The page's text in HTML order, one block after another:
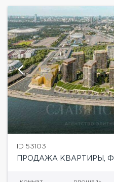
ID 53103
ПРОДАЖА КВАРТИРЫ,